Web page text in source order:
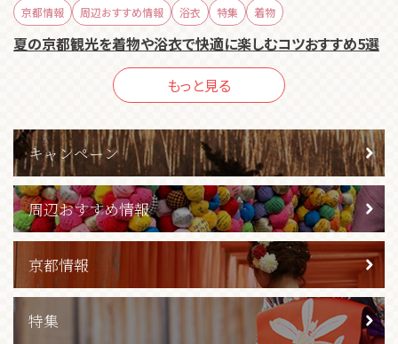
京都情報 周辺おすすめ情報 浴衣 特集 着物
夏の京都観光を着物や浴衣で快適に楽しむコツおすすめ5選
もっと見る
キャンペーン
周辺おすすめ情報
京都情報
特集